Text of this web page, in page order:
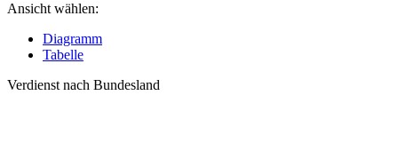
Ansicht wählen:
Diagramm
Tabelle
Verdienst nach Bundesland